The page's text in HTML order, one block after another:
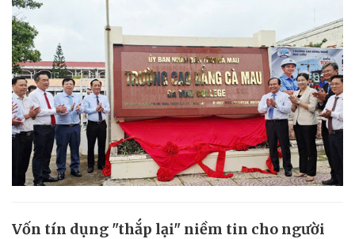
Vốn tín dụng "thắp lại" niềm tin cho người